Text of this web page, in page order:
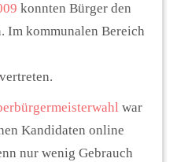
konnten Bürger den
Im kommunalen Bereich
vertreten.
war
Kandidaten online
nur wenig Gebrauch